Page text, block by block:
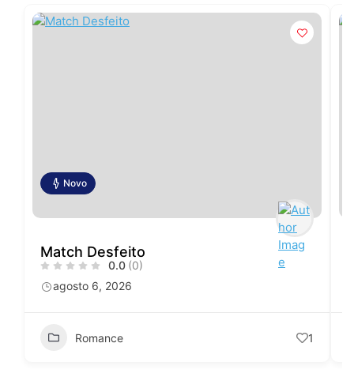
Novo
Match Desfeito
0.0 (0)
agosto 6, 2026
Romance 1